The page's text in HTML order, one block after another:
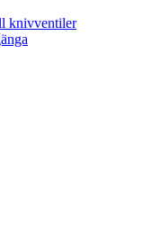
knivventiler